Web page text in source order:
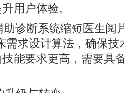
用户体验。
助诊断系统缩短医生阅
需求设计算法，确保
能要求更高，需要具